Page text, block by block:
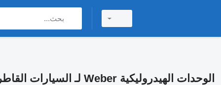
الوحدات الهيدروليكية Weber لـ السيارات القاطرة